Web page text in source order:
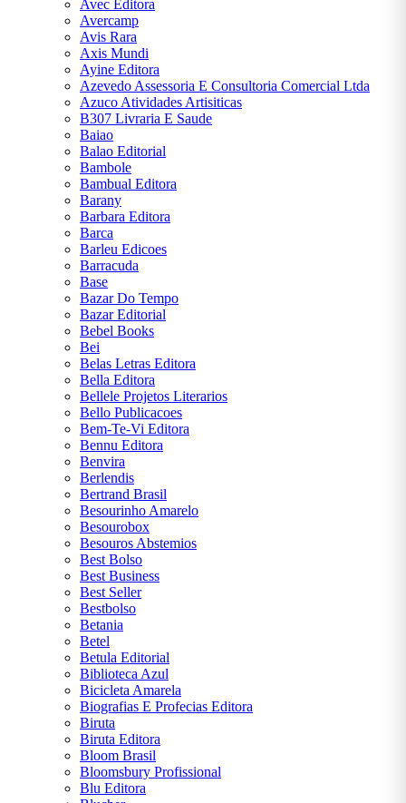
CARROLL
MACHADO
SHELLEY
MIGUEL DE
CERVANTES
MONTEIRO
NAPOLEON
RIORDAN
KIYOSAKI
STEPHEN
SUZANNE
Avec Editora
Avercamp
Avis Rara
Axis Mundi
Ayine Editora
Azevedo Assessoria E Consultoria Comercial Ltda
Azuco Atividades Artisiticas
B307 Livraria E Saude
Baiao
Balao Editorial
Bambole
Bambual Editora
Barany
Barbara Editora
Barca
Barleu Edicoes
Barracuda
Base
Bazar Do Tempo
Bazar Editorial
Bebel Books
Bei
Belas Letras Editora
Bella Editora
Bellele Projetos Literarios
Bello Publicacoes
Bem-Te-Vi Editora
Bennu Editora
Benvira
Berlendis
Bertrand Brasil
Besourinho Amarelo
Besourobox
Besouros Abstemios
Best Bolso
Best Business
Best Seller
Bestbolso
Betania
Betel
Betula Editorial
Biblioteca Azul
Bicicleta Amarela
Biografias E Profecias Editora
Biruta
Biruta Editora
Bloom Brasil
Bloomsbury Profissional
Blu Editora